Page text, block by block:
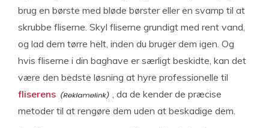
brug en børste med bløde børster eller en svamp til at
skrubbe fliserne. Skyl fliserne grundigt med rent vand,
og lad dem tørre helt, inden du bruger dem igen. Og
hvis fliserne i din baghave er særligt beskidte, kan det
være den bedste løsning at hyre professionelle til
fliserens
, da de kender de præcise
metoder til at rengøre dem uden at beskadige dem.